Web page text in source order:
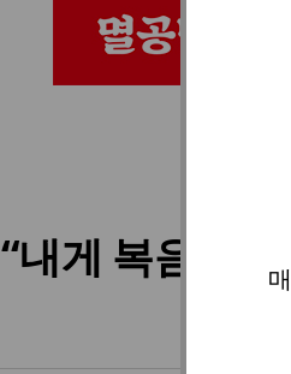
“내게 복음 전